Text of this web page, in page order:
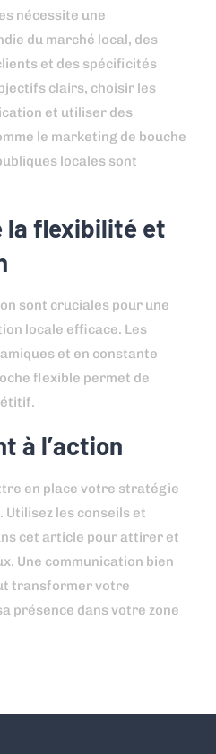
nécessite une
du marché local, des
et des spécificités
clairs, choisir les
et utiliser des
le marketing de bouche
locales sont
la flexibilité et
sont cruciales pour une
locale efficace. Les
et en constante
flexible permet de
à l’action
en place votre stratégie
Utilisez les conseils et
cet article pour attirer et
Une communication bien
transformer votre
présence dans votre zone